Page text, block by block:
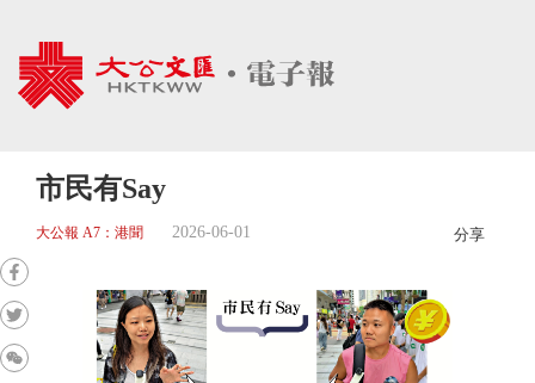
市民有Say
大公報 A7：港聞 2026-06-01 分享